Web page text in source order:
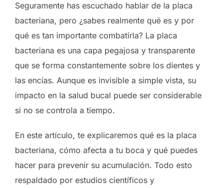
Seguramente has escuchado hablar de la placa
bacteriana, pero ¿sabes realmente qué es y por
qué es tan importante combatirla? La placa
bacteriana es una capa pegajosa y transparente
que se forma constantemente sobre los dientes y
las encías. Aunque es invisible a simple vista, su
impacto en la salud bucal puede ser considerable
si no se controla a tiempo.
En este artículo, te explicaremos qué es la placa
bacteriana, cómo afecta a tu boca y qué puedes
hacer para prevenir su acumulación. Todo esto
respaldado por estudios científicos y